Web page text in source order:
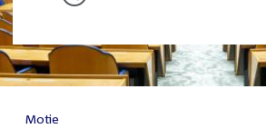
Motie